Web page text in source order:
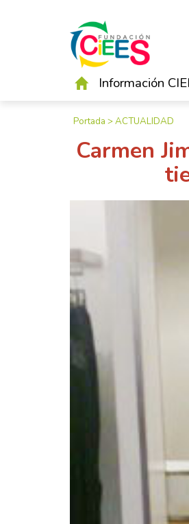
Información
Portada >ACTUALIDAD
Carmen